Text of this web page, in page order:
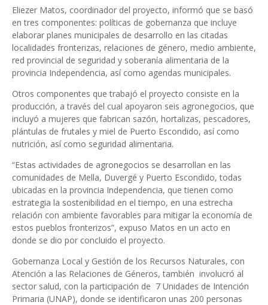
Eliezer Matos, coordinador del proyecto, informó que se basó
en tres componentes: políticas de gobernanza que incluye
elaborar planes municipales de desarrollo en las citadas
localidades fronterizas, relaciones de género, medio ambiente,
red provincial de seguridad y soberanía alimentaria de la
provincia Independencia, así como agendas municipales.
Otros componentes que trabajó el proyecto consiste en la
producción, a través del cual apoyaron seis agronegocios, que
incluyó a mujeres que fabrican sazón, hortalizas, pescadores,
plántulas de frutales y miel de Puerto Escondido, así como
nutrición, así como seguridad alimentaria.
“Estas actividades de agronegocios se desarrollan en las
comunidades de Mella, Duvergé y Puerto Escondido, todas
ubicadas en la provincia Independencia, que tienen como
estrategia la sostenibilidad en el tiempo, en una estrecha
relación con ambiente favorables para mitigar la economía de
estos pueblos fronterizos”, expuso Matos en un acto en
donde se dio por concluido el proyecto.
Gobernanza Local y Gestión de los Recursos Naturales, con
Atención a las Relaciones de Géneros, también involucró al
sector salud, con la participación de 7 Unidades de Intención
Primaria (UNAP), donde se identificaron unas 200 personas